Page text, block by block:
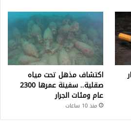
اكتشاف مذهل تحت مياه
صقلية.. سفينة عمرها 2300
عام ومئات الجرار
منذ 10 ساعات